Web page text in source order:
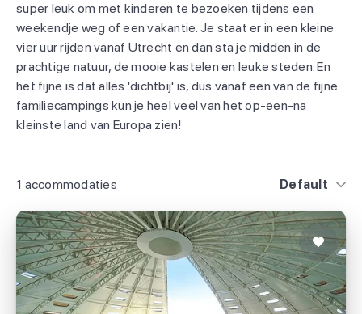
1 accommodaties Default
Camping Birkelt
super leuk om met kinderen te bezoeken tijdens een
weekendje weg of een vakantie. Je staat er in een kleine
vier uur rijden vanaf Utrecht en dan sta je midden in de
prachtige natuur, de mooie kastelen en leuke steden. En
het fijne is dat alles 'dichtbij' is, dus vanaf een van de fijne
familiecampings kun je heel veel van het op-een-na
kleinste land van Europa zien!